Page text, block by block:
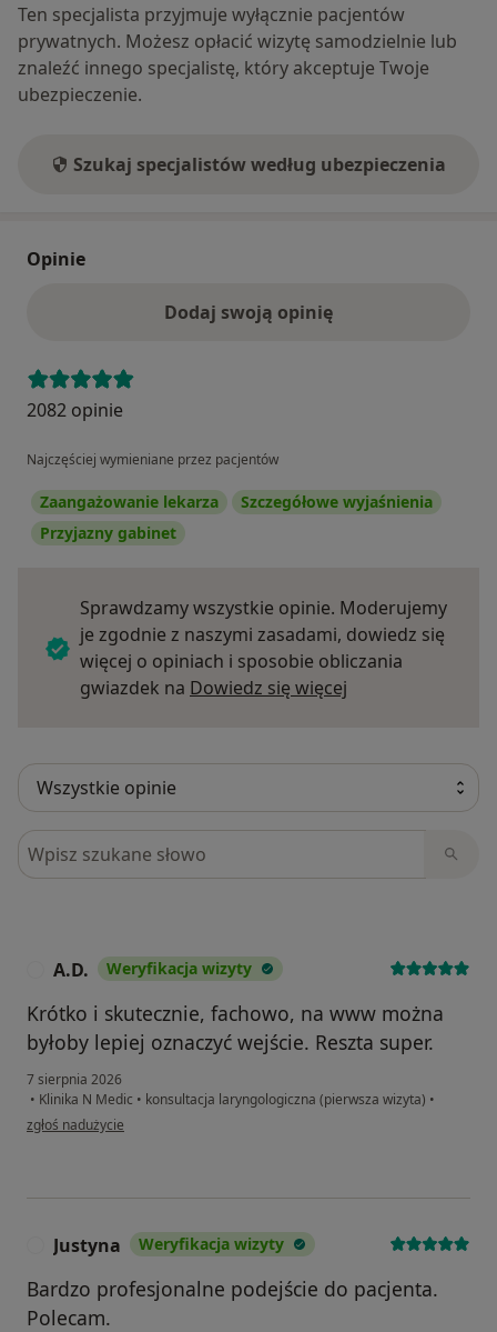
Ten specjalista przyjmuje wyłącznie pacjentów
prywatnych. Możesz opłacić wizytę samodzielnie lub
znaleźć innego specjalistę, który akceptuje Twoje
ubezpieczenie.
Szukaj specjalistów według ubezpieczenia
Opinie
Dodaj swoją opinię
2082 opinie
Najczęściej wymieniane przez pacjentów
Zaangażowanie lekarza
Szczegółowe wyjaśnienia
Przyjazny gabinet
Sprawdzamy wszystkie opinie. Moderujemy
je zgodnie z naszymi zasadami, dowiedz się
więcej o opiniach i sposobie obliczania
gwiazdek na Dowiedz się więcej
Szukaj w opiniach
A.D. Weryfikacja wizyty
Krótko i skutecznie, fachowo, na www można
byłoby lepiej oznaczyć wejście. Reszta super.
7 sierpnia 2026
• Klinika N Medic • konsultacja laryngologiczna (pierwsza wizyta) •
w opinii użytkownika A.D.
zgłoś nadużycie
Justyna Weryfikacja wizyty
Bardzo profesjonalne podejście do pacjenta.
Polecam.